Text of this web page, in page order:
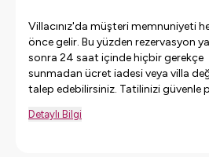
Villacınız'da müşteri memnuniyeti
önce gelir. Bu yüzden rezervasyon
sonra 24 saat içinde hiçbir gerekçe
sunmadan ücret iadesi veya villa
talep edebilirsiniz. Tatilinizi güvenle
Detaylı Bilgi